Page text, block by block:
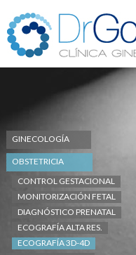
GINECOLOGÍA
OBSTETRICIA
CONTROL GESTACIONAL
MONITORIZACIÓN FETAL
DIAGNÓSTICO PRENATAL
ECOGRAFÍA ALTA RES.
ECOGRAFÍA 3D-4D